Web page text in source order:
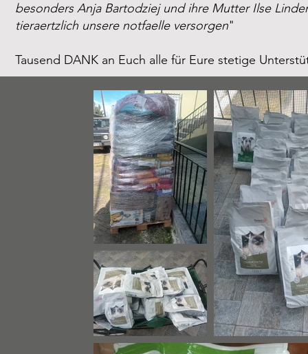
besondersAnja Bartodziejund ihre Mutter Ilse
tieraertzlich unsere notfaelle versorgen"
Tausend DANK an Euch alle für Eure stetige